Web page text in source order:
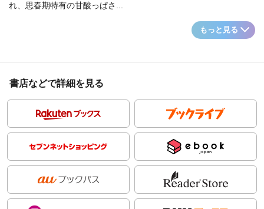
れ、思春期特有の甘酸っぱさ...
もっと見る
書店などで詳細を見る